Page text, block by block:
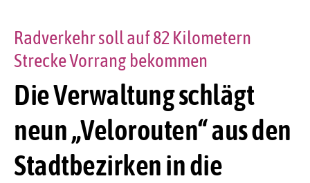
Die Verwaltung schlägt
neun „Velorouten“ aus den
Stadtbezirken in die
Radverkehr soll auf 82 Kilometern
Strecke Vorrang bekommen